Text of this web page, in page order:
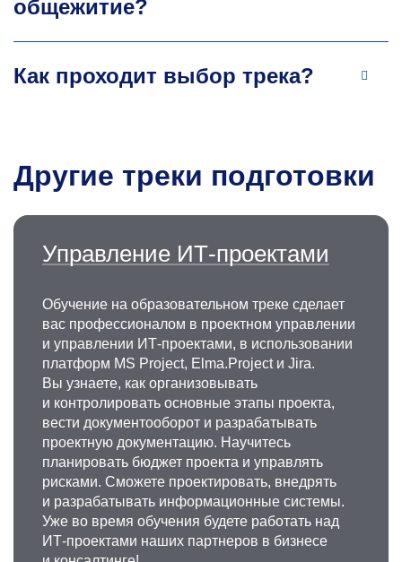
общежитие?
Как проходит выбор трека?
Другие треки подготовки
Управление ИТ-проектами
Обучение на образовательном треке сделает
вас профессионалом в проектном управлении
и управлении ИТ-проектами, в использовании
платформ MS Project, Elma.Project и Jira.
Вы узнаете, как организовывать
и контролировать основные этапы проекта,
вести документооборот и разрабатывать
проектную документацию. Научитесь
планировать бюджет проекта и управлять
рисками. Сможете проектировать, внедрять
и разрабатывать информационные системы.
Уже во время обучения будете работать над
ИТ-проектами наших партнеров в бизнесе